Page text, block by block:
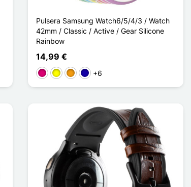
Pulsera Samsung Watch6/5/4/3 / Watch
42mm / Classic / Active / Gear Silicone
Rainbow
14,99 €
Magenta
AmarilloNaranjaAzul oscuro
+6